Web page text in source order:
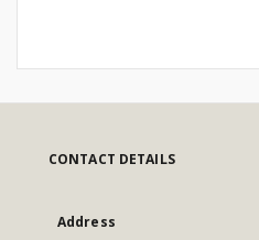
CONTACT DETAILS
Address